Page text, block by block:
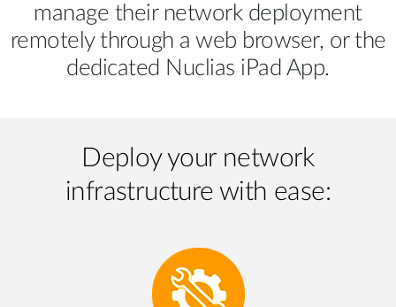
Accessories
mydlink
IP Surveillance
Accessories
Accessories
Videos
Υποστήριξη
manage their network deployment
remotely through a web browser, or the
dedicated Nuclias iPad App.
Deploy your network
infrastructure with ease: